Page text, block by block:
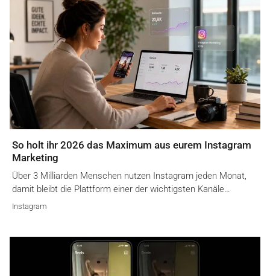
So holt ihr 2026 das Maximum aus eurem Instagram
Marketing
Über 3 Milliarden Menschen nutzen Instagram jeden Monat,
damit bleibt die Plattform einer der wichtigsten Kanäle…
Instagram